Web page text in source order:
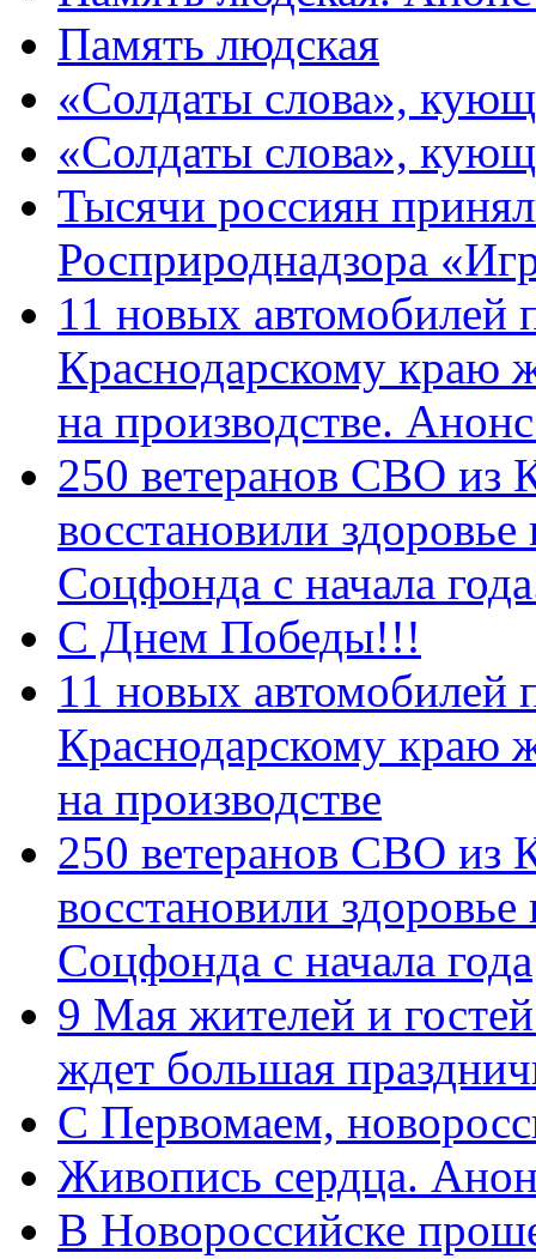
Память людская
«Солдаты слова»,
«Солдаты слова»,
Тысячи россиян
Росприроднадзора
11 новых автомобилей
Краснодарскому краю
на производстве.
250 ветеранов СВО из
восстановили
Соцфонда с начала
С Днем Победы!!!
11 новых автомобилей
Краснодарскому краю
на производстве
250 ветеранов СВО из
восстановили
Соцфонда с начала года
9 Мая жителей и
ждет большая
C Первомаем,
Живопись сердца.
В Новороссийске